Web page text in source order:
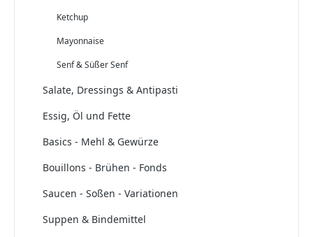
Ketchup
Mayonnaise
Senf & Süßer Senf
Salate, Dressings & Antipasti
Essig, Öl und Fette
Basics - Mehl & Gewürze
Bouillons - Brühen - Fonds
Saucen - Soßen - Variationen
Suppen & Bindemittel